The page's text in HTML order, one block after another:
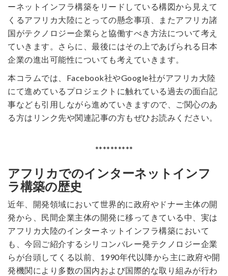
ーネットインフラ構築をリードしている構図から見えて
くるアフリカ大陸にとっての懸念事項、またアフリカ諸
国がテクノロジー企業らと協働すべき方法について考え
ていきます。さらに、最後にはその上であげられる日本
企業の進出可能性についても考えていきます。
本コラムでは、Facebook社やGoogle社がアフリカ大陸
にて進めているプロジェクトに触れている過去の面白記
事なども引用しながら進めていきますので、ご関心のあ
る方はリンク先や関連記事の方もぜひお読みください。
**********
アフリカでのインターネットインフ
ラ構築の歴史
近年、開発領域において世界的に政府やドナー主体の開
発から、民間企業主体の開発に移ってきている中、実は
アフリカ大陸のインターネットインフラ構築において
も、今回ご紹介するシリコンバレー発テクノロジー企業
らが台頭してくる以前、1990年代以降から主に政府や開
発機関により多数の国内および国際的な取り組みが行わ